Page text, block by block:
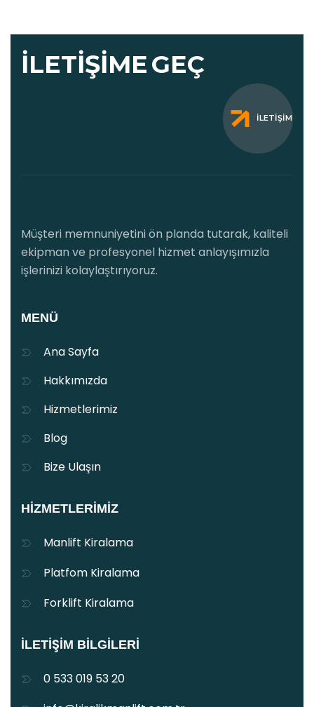
İLETIŞIMEGEÇ
İLETIŞIM
Müşteri memnuniyetini ön planda tutarak, kaliteli
ekipman ve profesyonel hizmet anlayışımızla
işlerinizi kolaylaştırıyoruz.
MENÜ
Ana Sayfa
Hakkımızda
Hizmetlerimiz
Blog
Bize Ulaşın
HIZMETLERIMIZ
Manlift Kiralama
Platfom Kiralama
Forklift Kiralama
İLETIŞIM BILGILERI
0 533 019 53 20